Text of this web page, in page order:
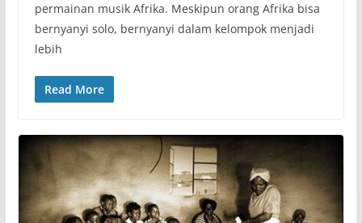
permainan musik Afrika. Meskipun orang Afrika bisa
bernyanyi solo, bernyanyi dalam kelompok menjadi
lebih
Read More